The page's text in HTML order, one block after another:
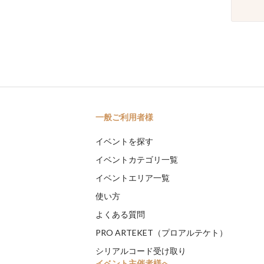
一般ご利用者様
イベントを探す
イベントカテゴリ一覧
イベントエリア一覧
使い方
よくある質問
PRO ARTEKET（プロアルテケト）
シリアルコード受け取り